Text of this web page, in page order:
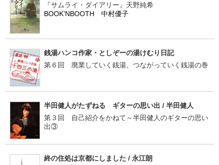
『サムライ・ダイアリー』天野純希
BOOK’NBOOTH 中村優子
銭湯ハンコ作家・としぞーの湯けむり日記
第６回 廃業していく銭湯、つながっていく銭湯の巻
半田健人がたずねる ギターの思い出 / 半田健人
第３回 自己紹介をかねて～半田健人のギターの思い
出③
終の住処は京都にしました / 永江朗